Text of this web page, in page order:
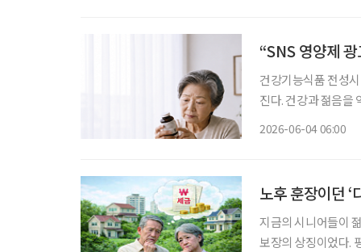
“SNS 영양제
건강기능식품 전성
진다. 건강과 젊음을
2026-06-04 06:00
노후 훈장이던 ‘
지금의 시니어들이
보장의 상징이었다.